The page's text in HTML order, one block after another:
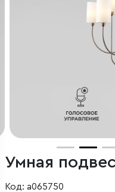
Код: a065750